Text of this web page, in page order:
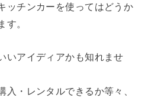
ッチンカーを使ってはどうか
す。
いアイディアかも知れませ
入・レンタルできるか等々、